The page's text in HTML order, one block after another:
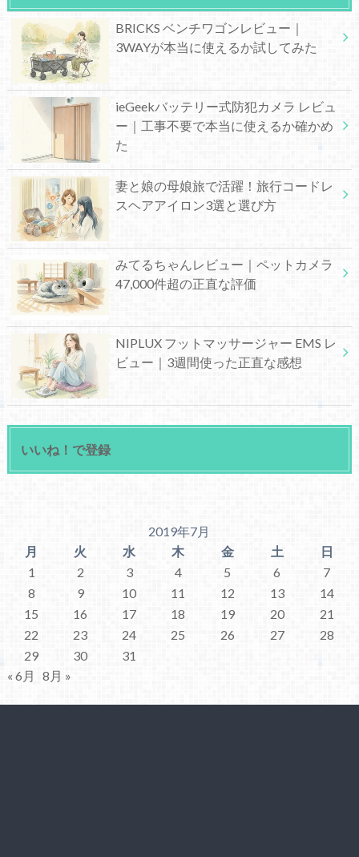
BRICKS ベンチワゴンレビュー｜
3WAYが本当に使えるか試してみた
ieGeekバッテリー式防犯カメラ レビュ
ー｜工事不要で本当に使えるか確かめ
た
妻と娘の母娘旅で活躍！旅行コードレ
スヘアアイロン3選と選び方
みてるちゃんレビュー｜ペットカメラ
47,000件超の正直な評価
NIPLUX フットマッサージャー EMS レ
ビュー｜3週間使った正直な感想
いいね！で登録
2019年7月
月
火 水 木 金 土
日
1
2 3 4 5 6
7
8
9 10 11 12 13
14
15
16 17 18 19 20
21
22
23 24 25 26 27
28
29
30
31
« 6月
8月 »